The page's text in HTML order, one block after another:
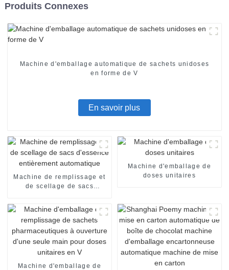
Produits Connexes
Machine d'emballage automatique de sachets unidoses
en forme de V
En savoir plus
Machine de remplissage et
de scellage de sacs
Machine d'emballage de
doses unitaires
Machine d'emballage de